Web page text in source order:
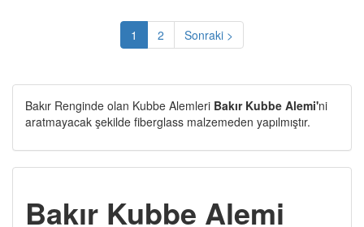
1 2 Sonraki >
Bakır Renginde olan Kubbe Alemleri Bakır Kubbe Alemi'ni
aratmayacak şekilde fiberglass malzemeden yapılmıştır.
Bakır Kubbe Alemi